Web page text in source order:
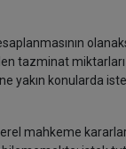
tazminat
yakın konularda
mahkeme